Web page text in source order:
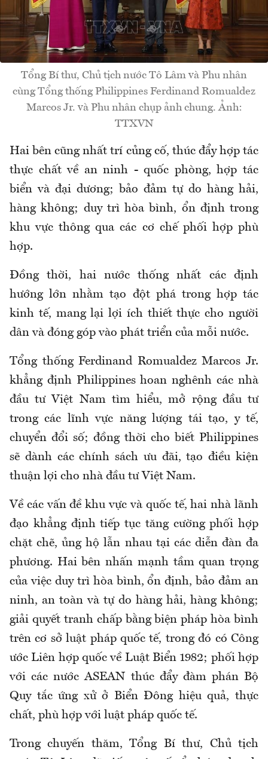
Tổng Bí thư, Chủ tịch nước Tô Lâm và Phu nhân
cùng Tổng thống Philippines Ferdinand Romualdez
Marcos Jr. và Phu nhân chụp ảnh chung. Ảnh:
TTXVN
Hai bên cũng nhất trí củng cố, thúc đẩy hợp tác
thực chất về an ninh - quốc phòng, hợp tác
biển và đại dương; bảo đảm tự do hàng hải,
hàng không; duy trì hòa bình, ổn định trong
khu vực thông qua các cơ chế phối hợp phù
hợp.
Đồng thời, hai nước thống nhất các định
hướng lớn nhằm tạo đột phá trong hợp tác
kinh tế, mang lại lợi ích thiết thực cho người
dân và đóng góp vào phát triển của mỗi nước.
Tổng thống Ferdinand Romualdez Marcos Jr.
khẳng định Philippines hoan nghênh các nhà
đầu tư Việt Nam tìm hiểu, mở rộng đầu tư
trong các lĩnh vực năng lượng tái tạo, y tế,
chuyển đổi số; đồng thời cho biết Philippines
sẽ dành các chính sách ưu đãi, tạo điều kiện
thuận lợi cho nhà đầu tư Việt Nam.
Về các vấn đề khu vực và quốc tế, hai nhà lãnh
đạo khẳng định tiếp tục tăng cường phối hợp
chặt chẽ, ủng hộ lẫn nhau tại các diễn đàn đa
phương. Hai bên nhấn mạnh tầm quan trọng
của việc duy trì hòa bình, ổn định, bảo đảm an
ninh, an toàn và tự do hàng hải, hàng không;
giải quyết tranh chấp bằng biện pháp hòa bình
trên cơ sở luật pháp quốc tế, trong đó có Công
ước Liên hợp quốc về Luật Biển 1982; phối hợp
với các nước ASEAN thúc đẩy đàm phán Bộ
Quy tắc ứng xử ở Biển Đông hiệu quả, thực
chất, phù hợp với luật pháp quốc tế.
Trong chuyến thăm, Tổng Bí thư, Chủ tịch